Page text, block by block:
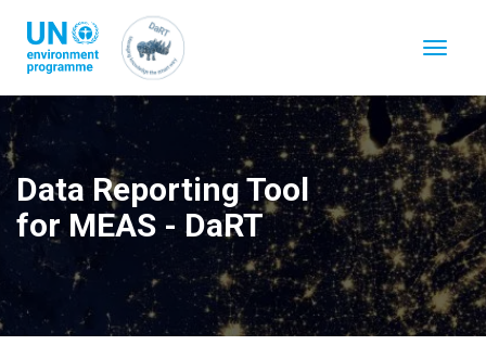
contenu
principal
Toggle
Data Reporting Tool
for MEAS - DaRT